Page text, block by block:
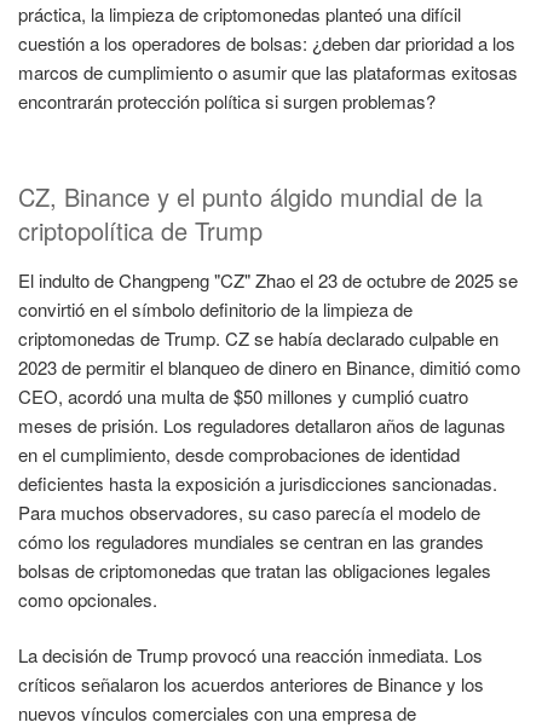
práctica, la limpieza de criptomonedas planteó una difícil
cuestión a los operadores de bolsas: ¿deben dar prioridad a los
marcos de cumplimiento o asumir que las plataformas exitosas
encontrarán protección política si surgen problemas?
CZ, Binance y el punto álgido mundial de la
criptopolítica de Trump
El indulto de Changpeng "CZ" Zhao el 23 de octubre de 2025 se
convirtió en el símbolo definitorio de la limpieza de
criptomonedas de Trump. CZ se había declarado culpable en
2023 de permitir el blanqueo de dinero en Binance, dimitió como
CEO, acordó una multa de $50 millones y cumplió cuatro
meses de prisión. Los reguladores detallaron años de lagunas
en el cumplimiento, desde comprobaciones de identidad
deficientes hasta la exposición a jurisdicciones sancionadas.
Para muchos observadores, su caso parecía el modelo de
cómo los reguladores mundiales se centran en las grandes
bolsas de criptomonedas que tratan las obligaciones legales
como opcionales.
La decisión de Trump provocó una reacción inmediata. Los
críticos señalaron los acuerdos anteriores de Binance y los
nuevos vínculos comerciales con una empresa de